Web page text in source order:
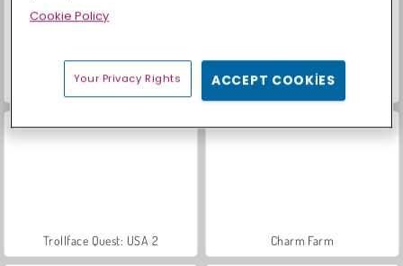
Heroes of Myths Sosyal İskambil
Trollface Quest: USA 2 Charm Farm
Cookie Policy
Your Privacy Rights ACCEPT COOKIES